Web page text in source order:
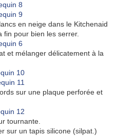
en neige dans le Kitchenaid
fin pour bien les serrer.
et mélanger délicatement à la
sur une plaque perforée et
tournante.
sur un tapis silicone (silpat.)